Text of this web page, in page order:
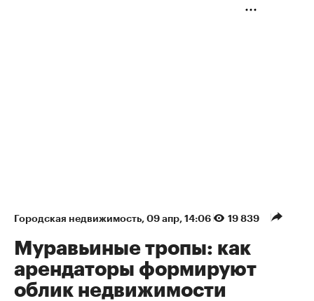
Городская недвижимость 09 апр, 14:06 19 839
Муравьиные тропы: как
арендаторы формируют
облик недвижимости